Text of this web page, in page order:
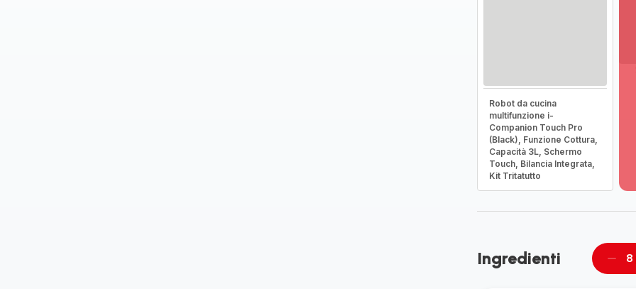
Robot da cucina
multifunzione i-
Companion Touch Pro
(Black), Funzione Cottura,
Capacità 3L, Schermo
Touch, Bilancia Integrata,
Kit Tritatutto
-
Ingredienti 8